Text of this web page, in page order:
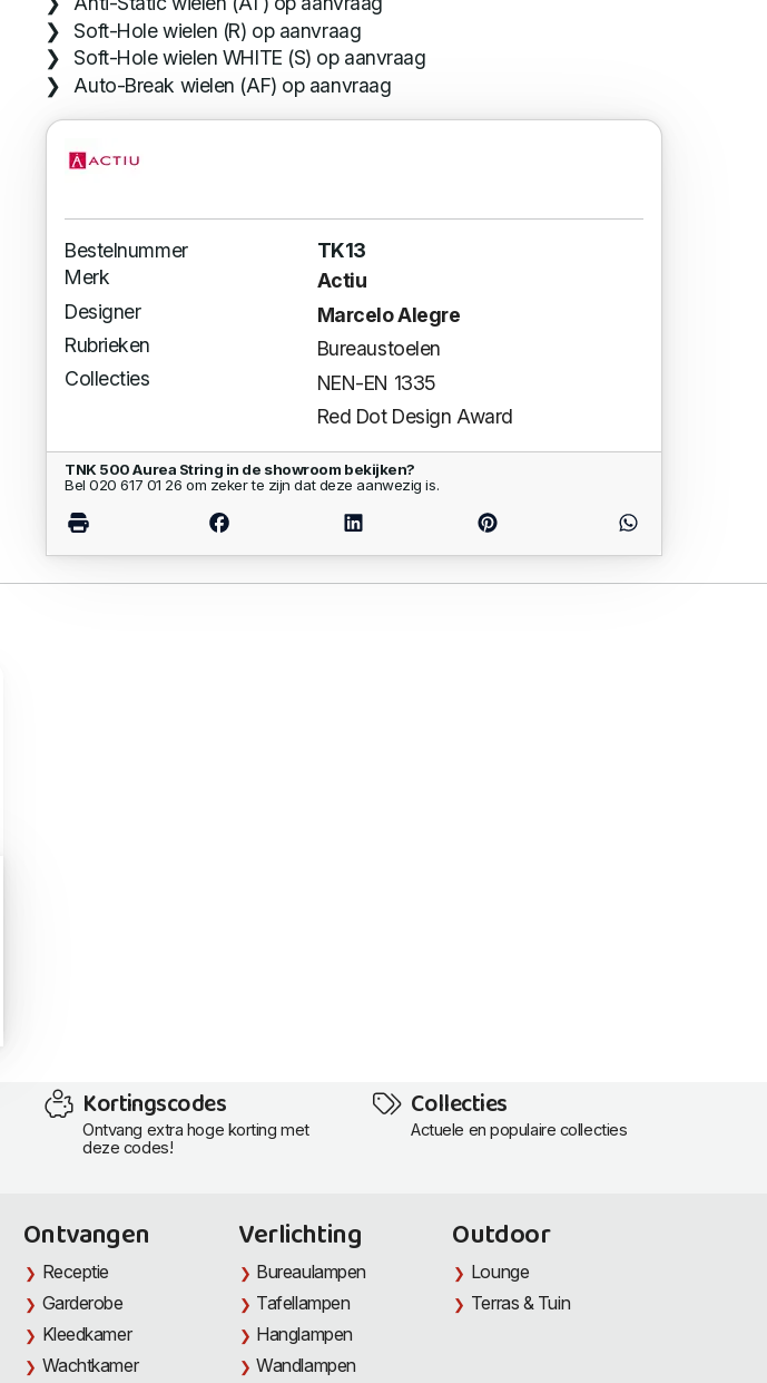
Soft-Hole wielen (R) op aanvraag
Soft-Hole wielen WHITE (S) op aanvraag
Auto-Break wielen (AF) op aanvraag
Bestelnummer
TK13
Merk
Actiu
Designer
Marcelo Alegre
Rubrieken
Bureaustoelen
Collecties
NEN-EN 1335
Red Dot Design Award
TNK 500 Aurea String in de showroom bekijken?
Bel 020 617 01 26 om zeker te zijn dat deze aanwezig is.
Kortingscodes
Ontvang extra hoge korting met
deze codes!
Collecties
Actuele en populaire collecties
Ontvangen
Receptie
Garderobe
Kleedkamer
Wachtkamer
Verlichting
Bureaulampen
Tafellampen
Hanglampen
Wandlampen
Outdoor
Lounge
Terras & Tuin